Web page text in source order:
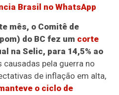
Brasil no WhatsApp
mês, o Comitê de
do BC fez um corte
na Selic, para 14,5% ao
pela guerra no
de inflação em alta,
o ciclo de